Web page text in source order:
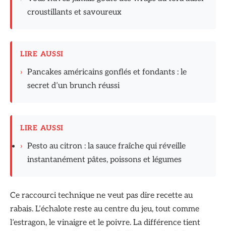
croustillants et savoureux
LIRE AUSSI
› Pancakes américains gonflés et fondants : le
secret d’un brunch réussi
LIRE AUSSI
› Pesto au citron : la sauce fraîche qui réveille
instantanément pâtes, poissons et légumes
Ce raccourci technique ne veut pas dire recette au
rabais. L’échalote reste au centre du jeu, tout comme
l’estragon, le vinaigre et le poivre. La différence tient